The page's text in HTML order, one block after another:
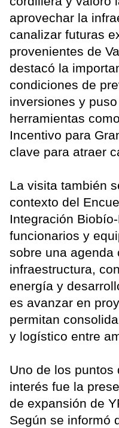
aprovechar la
canalizar futuras
provenientes de
destacó la
condiciones de
inversiones y
herramientas
Incentivo para
clave para atraer
La visita también
contexto del
Integración
funcionarios y
sobre una agenda
infraestructura,
energía y
es avanzar en
permitan
y logístico entre
Uno de los puntos
interés fue la
de expansión de
Según se informó